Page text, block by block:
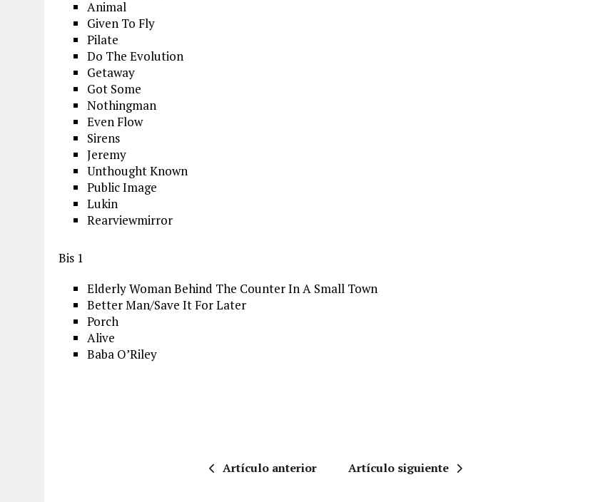
Animal
Given To Fly
Pilate
Do The Evolution
Getaway
Got Some
Nothingman
Even Flow
Sirens
Jeremy
Unthought Known
Public Image
Lukin
Rearviewmirror
Bis 1
Elderly Woman Behind The Counter In A Small Town
Better Man/Save It For Later
Porch
Alive
Baba O’Riley
Artículo anterior Artículo siguiente